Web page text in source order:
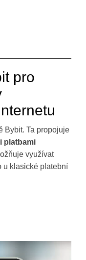
pro
Bybit. Ta propojuje
platbami
využívat
u klasické platební